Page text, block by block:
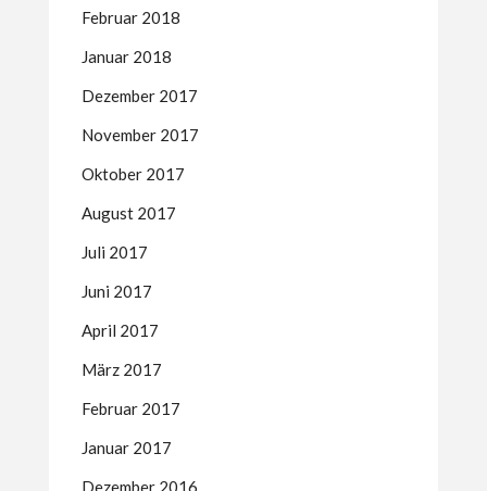
Februar 2018
Januar 2018
Dezember 2017
November 2017
Oktober 2017
August 2017
Juli 2017
Juni 2017
April 2017
März 2017
Februar 2017
Januar 2017
Dezember 2016